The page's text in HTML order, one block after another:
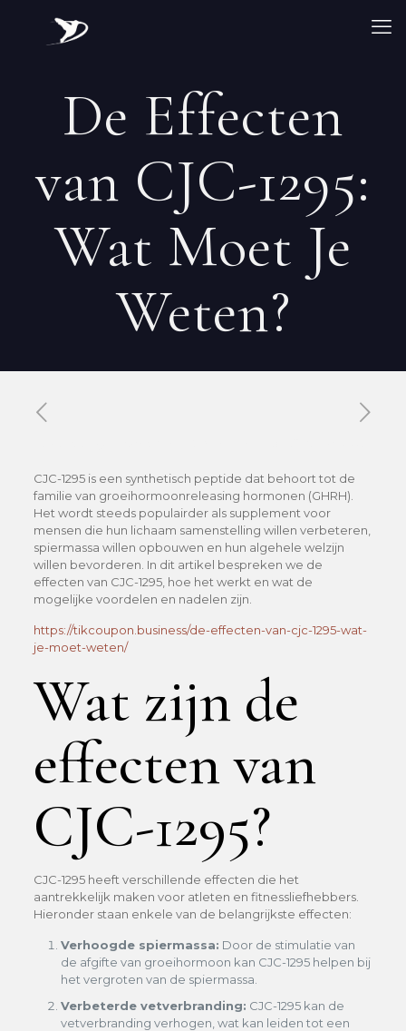
De Effecten
van CJC-1295:
Wat Moet Je
Weten?
CJC-1295 is een synthetisch peptide dat behoort tot de
familie van groeihormoonreleasing hormonen (GHRH).
Het wordt steeds populairder als supplement voor
mensen die hun lichaam samenstelling willen verbeteren,
spiermassa willen opbouwen en hun algehele welzijn
willen bevorderen. In dit artikel bespreken we de
effecten van CJC-1295, hoe het werkt en wat de
mogelijke voordelen en nadelen zijn.
https://tikcoupon.business/de-effecten-van-cjc-1295-wat-
je-moet-weten/
Wat zijn de
effecten van
CJC-1295?
CJC-1295 heeft verschillende effecten die het
aantrekkelijk maken voor atleten en fitnessliefhebbers.
Hieronder staan enkele van de belangrijkste effecten:
Verhoogde spiermassa: Door de stimulatie van
de afgifte van groeihormoon kan CJC-1295 helpen bij
het vergroten van de spiermassa.
Verbeterde vetverbranding: CJC-1295 kan de
vetverbranding verhogen, wat kan leiden tot een